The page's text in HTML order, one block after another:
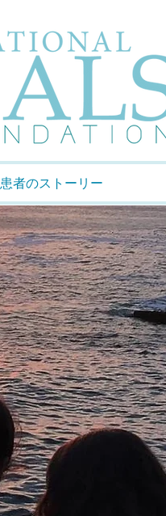
患者のストーリー